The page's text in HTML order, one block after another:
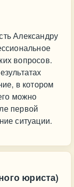
Александру
вопросов.
в котором
можно
первой
ситуации.
юриста)